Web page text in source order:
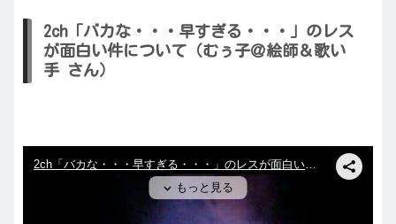
2ch「バカな・・・早すぎる・・・」のレス
が面白い件について（むぅ子＠絵師＆歌い
手 さん）